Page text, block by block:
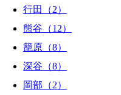
行田（2）
熊谷（12）
籠原（8）
深谷（8）
岡部（2）